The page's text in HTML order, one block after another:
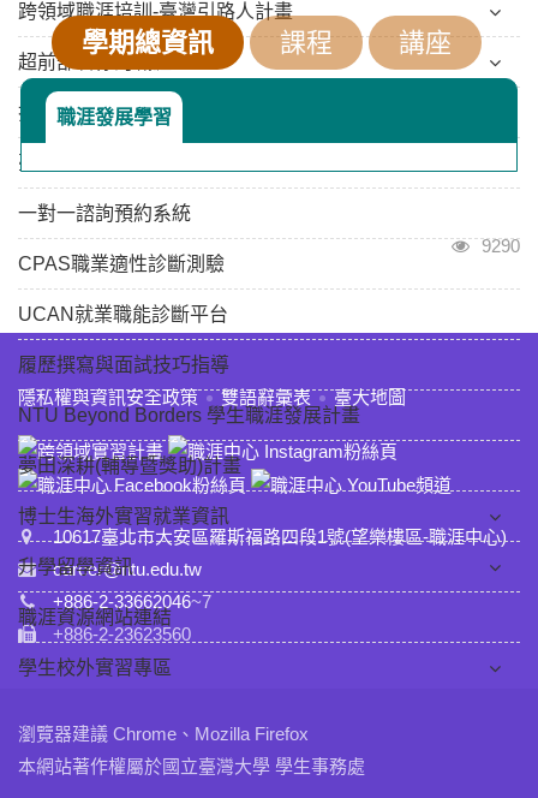
跨領域職涯培訓-臺灣引路人計畫
超前部署你的職涯
打造未來領袖
臺大校園徵才
一對一諮詢預約系統
CPAS職業適性診斷測驗
UCAN就業職能診斷平台
履歷撰寫與面試技巧指導
NTU Beyond Borders 學生職涯發展計畫
夢田深耕(輔導暨獎助)計畫
博士生海外實習就業資訊
升學留學資訊
職涯資源網站連結
學生校外實習專區
學期總資訊
職涯發展學習
課程 講座
瀏覽人
9290
:::
隱私權與資訊安全政策 雙語辭彙表 臺大地圖
10617臺北市大安區羅斯福路四段1號(望樂樓區-職涯中心)
career@ntu.edu.tw
+886-2-33662046~7
+886-2-23623560
瀏覽器建議 Chrome、Mozilla Firefox
本網站著作權屬於國立臺灣大學 學生事務處